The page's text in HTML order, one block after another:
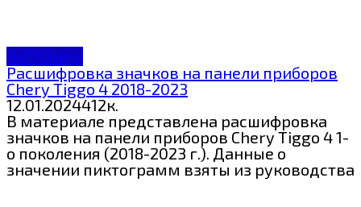
ЗнП Chery
Расшифровка значков на панели приборов
Chery Tiggo 4 2018-2023
12.01.2024412к.
В материале представлена расшифровка
значков на панели приборов Chery Tiggo 4 1-
о поколения (2018-2023 г.). Данные о
значении пиктограмм взяты из руководства